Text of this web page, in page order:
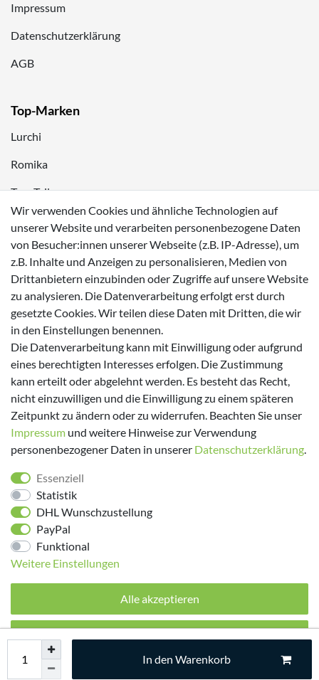
In den Warenkorb
Impressum
Datenschutzerklärung
AGB
Top-Marken
Lurchi
Romika
Tom Tailor
Zahlungsmöglichkeiten
Versanddienstleister
Folge uns!
© 2026 made by Supremo | Alle Rechte vorbehalten.
Wir verwenden Cookies und ähnliche Technologien auf
unserer Website und verarbeiten personenbezogene Daten
von Besucher:innen unserer Webseite (z.B. IP-Adresse), um
z.B. Inhalte und Anzeigen zu personalisieren, Medien von
Drittanbietern einzubinden oder Zugriffe auf unsere Website
zu analysieren. Die Datenverarbeitung erfolgt erst durch
gesetzte Cookies. Wir teilen diese Daten mit Dritten, die wir
in den Einstellungen benennen.
Die Datenverarbeitung kann mit Einwilligung oder aufgrund
eines berechtigten Interesses erfolgen. Die Zustimmung
kann erteilt oder abgelehnt werden. Es besteht das Recht,
nicht einzuwilligen und die Einwilligung zu einem späteren
Zeitpunkt zu ändern oder zu widerrufen. Beachten Sie unser
Impressum und weitere Hinweise zur Verwendung
personenbezogener Daten in unserer Daten­schutz­erklärung.
Essenziell
Statistik
DHL Wunschzustellung
PayPal
Funktional
Weitere Einstellungen
Alle akzeptieren